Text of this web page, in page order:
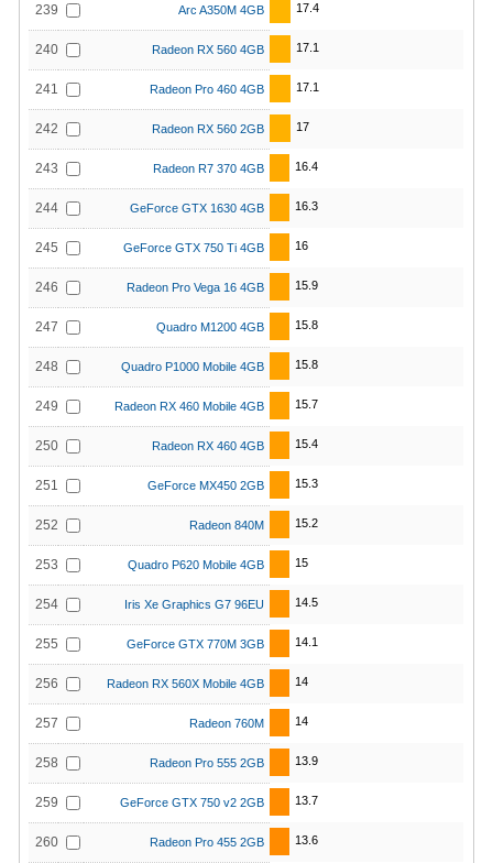
239 Arc A350M 4GB 17.4
240 Radeon RX 560 4GB 17.1
241 Radeon Pro 460 4GB 17.1
242 Radeon RX 560 2GB 17
243 Radeon R7 370 4GB 16.4
244 GeForce GTX 1630 4GB 16.3
245 GeForce GTX 750 Ti 4GB 16
246 Radeon Pro Vega 16 4GB 15.9
247 Quadro M1200 4GB 15.8
248 Quadro P1000 Mobile 4GB 15.8
249 Radeon RX 460 Mobile 4GB 15.7
250 Radeon RX 460 4GB 15.4
251 GeForce MX450 2GB 15.3
252 Radeon 840M 15.2
253 Quadro P620 Mobile 4GB 15
254 Iris Xe Graphics G7 96EU 14.5
255 GeForce GTX 770M 3GB 14.1
256 Radeon RX 560X Mobile 4GB 14
257 Radeon 760M 14
258 Radeon Pro 555 2GB 13.9
259 GeForce GTX 750 v2 2GB 13.7
260 Radeon Pro 455 2GB 13.6